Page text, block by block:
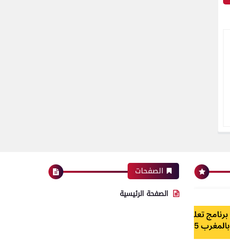
الصفحات
الصفحة الرئيسية